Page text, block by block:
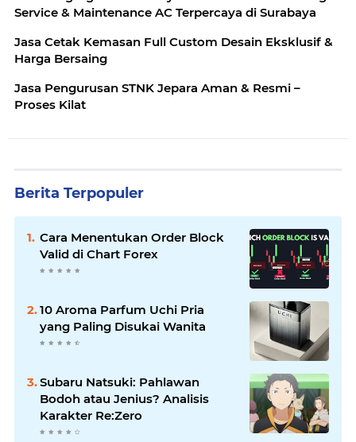
Service & Maintenance AC Terpercaya di Surabaya
Jasa Cetak Kemasan Full Custom Desain Eksklusif &
Harga Bersaing
Jasa Pengurusan STNK Jepara Aman & Resmi –
Proses Kilat
Berita Terpopuler
Cara Menentukan Order Block
Valid di Chart Forex
10 Aroma Parfum Uchi Pria
yang Paling Disukai Wanita
Subaru Natsuki: Pahlawan
Bodoh atau Jenius? Analisis
Karakter Re:Zero